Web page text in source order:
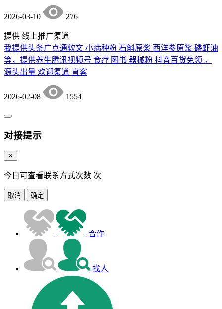
2026-03-10 276
提供 线上推广渠道
我提供头条广点通软文 小病种粉 石斛原浆 西洋参原浆 磷虾油
等，提供养生腾讯视频号 食疗 图书 器械粉 抖音百货免领 。
源头出量 欢迎渠道 直客
2026-02-08 1554
对接提示
✕
今日可查看联系方式次数 次
取消 确定
合作
找人